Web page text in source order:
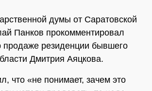
думы от Саратовской
Панков прокомментировал
продаже резиденции бывшего
Дмитрия Аяцкова.
что «не понимает, зачем это